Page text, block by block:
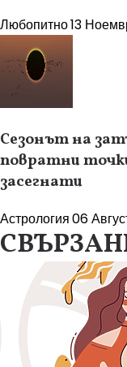
Любопитно13
Сезонът на
повратни
засегнати
Астрология06